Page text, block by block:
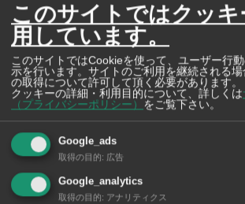
このサイトではクッキ
用しています。
このサイトではCookieを使って、ユーザー行
示を行います。サイトのご利用を継続される
の取得について許可して頂く必要があります。
クッキーの詳細・利用目的について、詳しくは
（プライバシーポリシー）
をご覧下さい。
Google_ads
取得の目的: 広告
Google_analytics
取得の目的: アナリティクス